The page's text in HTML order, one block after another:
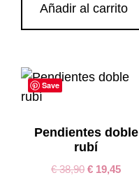
Añadir al carrito
Save
Pendientes doble
rubí
€38,90 € 19,45